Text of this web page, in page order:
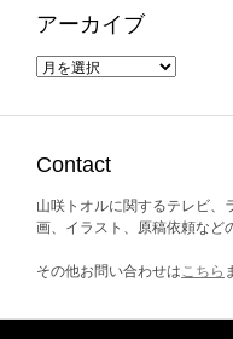
アーカイブ
ア
ブ
Contact
山咲トオルに関するテレビ、
画、イラスト、原稿依頼など
その他お問い合わせはこちら